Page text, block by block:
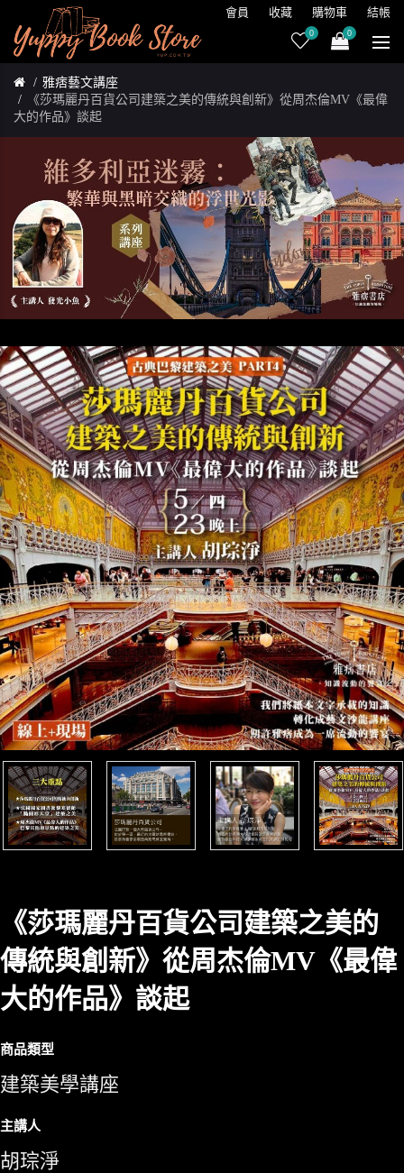
會員 收藏 購物車 結帳
0 0
雅痞藝文講座
《莎瑪麗丹百貨公司建築之美的傳統與創新》從周杰倫MV《最偉
大的作品》談起
《莎瑪麗丹百貨公司建築之美的
傳統與創新》從周杰倫MV《最偉
大的作品》談起
商品類型
建築美學講座
主講人
胡琮淨